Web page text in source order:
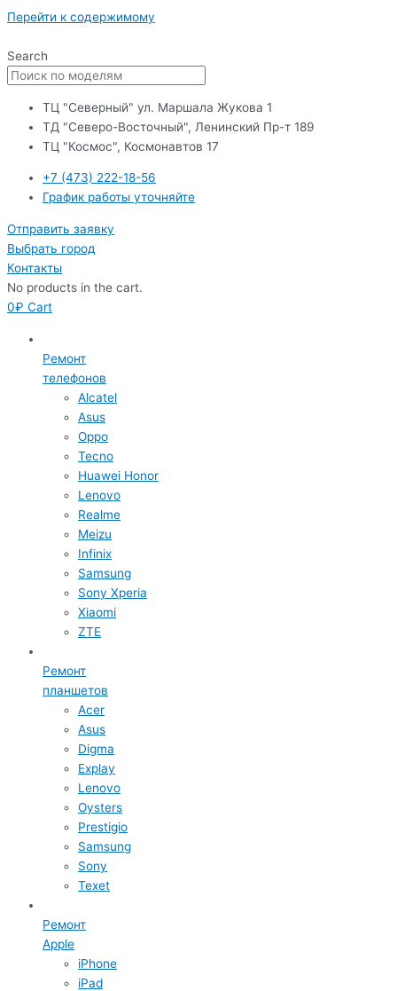
Перейти к содержимому
Search
ТЦ "Северный" ул. Маршала Жукова 1
ТД "Северо-Восточный", Ленинский Пр-т 189
ТЦ "Космос", Космонавтов 17
+7 (473) 222-18-56
График работы уточняйте
Отправить заявку
Выбрать город
Контакты
No products in the cart.
0₽ Cart
Ремонт
телефонов
Alcatel
Asus
Oppo
Tecno
Huawei Honor
Lenovo
Realme
Meizu
Infinix
Samsung
Sony Xperia
Xiaomi
ZTE
Ремонт
планшетов
Acer
Asus
Digma
Explay
Lenovo
Oysters
Prestigio
Samsung
Sony
Texet
Ремонт
Apple
iPhone
iPad